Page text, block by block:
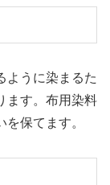
ように染まるた
ます。布用染料
保てます。